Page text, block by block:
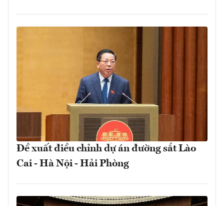
Đề xuất điều chỉnh dự án đường sắt Lào
Cai - Hà Nội - Hải Phòng